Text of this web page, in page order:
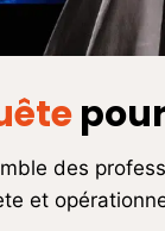
des
et